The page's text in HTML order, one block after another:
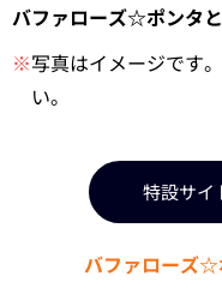
バファローズ☆ポンタ
※写真はイメージです
い。
特設サイ
バファローズ☆